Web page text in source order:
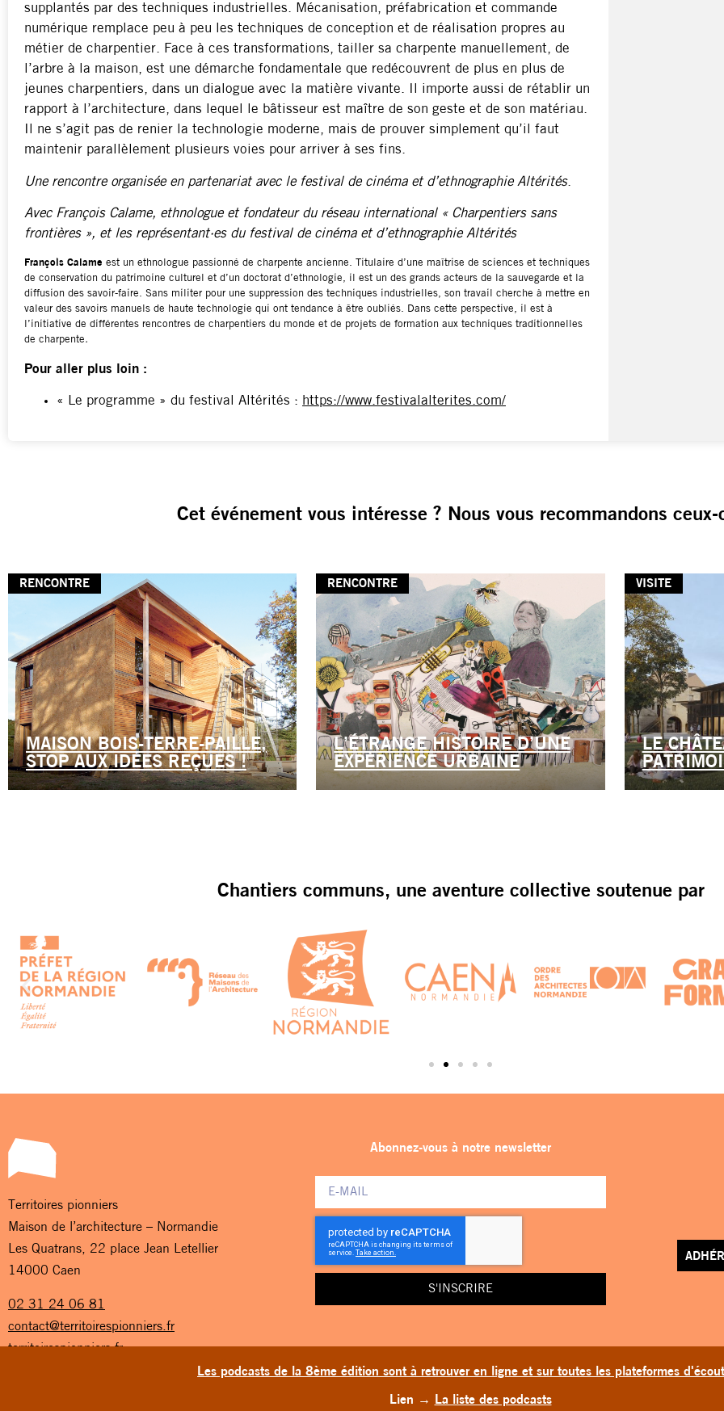
Les podcasts de la 8ème édition sont à retrouver en ligne et sur toutes les plateformes
Lien → La liste des podcasts
supplantés par des techniques industrielles. Mécanisation, préfabrication et commande
numérique remplace peu à peu les techniques de conception et de réalisation propres au
métier de charpentier. Face à ces transformations, tailler sa charpente manuellement, de
l’arbre à la maison, est une démarche fondamentale que redécouvrent de plus en plus de
jeunes charpentiers, dans un dialogue avec la matière vivante. Il importe aussi de rétablir un
rapport à l’architecture, dans lequel le bâtisseur est maître de son geste et de son matériau.
Il ne s’agit pas de renier la technologie moderne, mais de prouver simplement qu’il faut
maintenir parallèlement plusieurs voies pour arriver à ses fins.
Une rencontre organisée en partenariat avec le festival de cinéma et d’ethnographie Altérités.
Avec François Calame, ethnologue et fondateur du réseau international « Charpentiers sans
frontières », et les représentant·es du festival de cinéma et d’ethnographie Altérités
François Calame est un ethnologue passionné de charpente ancienne. Titulaire d’une maîtrise de sciences et techniques
de conservation du patrimoine culturel et d’un doctorat d’ethnologie, il est un des grands acteurs de la sauvegarde et la
diffusion des savoir-faire. Sans militer pour une suppression des techniques industrielles, son travail cherche à mettre en
valeur des savoirs manuels de haute technologie qui ont tendance à être oubliés. Dans cette perspective, il est à
l’initiative de différentes rencontres de charpentiers du monde et de projets de formation aux techniques traditionnelles
de charpente.
Pour aller plus loin :
« Le programme » du festival Altérités : https://www.festivalalterites.com/
Cet événement vous intéresse ? Nous vous recommandons
RENCONTRE
MAISON BOIS-TERRE-PAILLE,
STOP AUX IDÉES REÇUES !
RENCONTRE
L’ÉTRANGE HISTOIRE D’UNE
EXPÉRIENCE URBAINE
VISITE
LE
Chantiers communs, une aventure collective soutenue par
Territoires pionniers
Maison de l’architecture – Normandie
Les Quatrans, 22 place Jean Letellier
14000 Caen
02 31 24 06 81
contact@territoirespionniers.fr
territoirespionniers.fr
Abonnez-vous à notre newsletter
S'INSCRIRE